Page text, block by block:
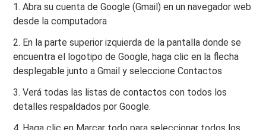
1. Abra su cuenta de Google (Gmail) en un navegador web
desde la computadora
2. En la parte superior izquierda de la pantalla donde se
encuentra el logotipo de Google, haga clic en la flecha
desplegable junto a Gmail y seleccione Contactos
3. Verá todas las listas de contactos con todos los
detalles respaldados por Google.